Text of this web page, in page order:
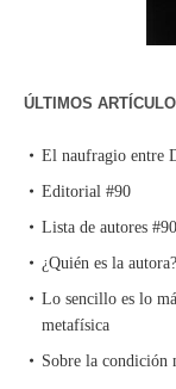
ÚLTIMOS
El naufragio entre
Editorial #90
Lista de autores #90
¿Quién es la
Lo sencillo es lo
metafísica
Sobre la condición